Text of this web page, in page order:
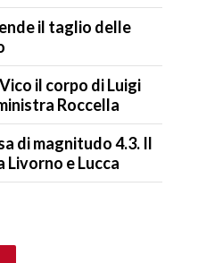
il taglio delle
il corpo di Luigi
Roccella
di magnitudo 4.3. Il
Livorno e Lucca